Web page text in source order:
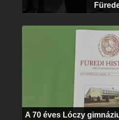
A 70 éves Lóczy